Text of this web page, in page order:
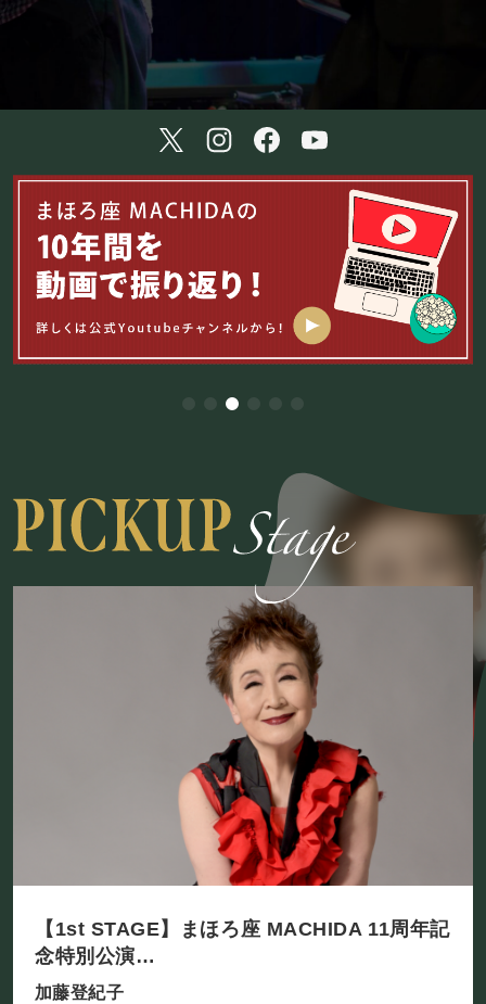
予約・当日の流れ
FOOD&DRINK
PRIVATE
貸切パーティー・ホールレンタル
BOOKING
【1st STAGE】まほろ座 MACHIDA 11周年記
念特別公演
加藤登紀子 「いく時代かがありまして」
加藤登紀子